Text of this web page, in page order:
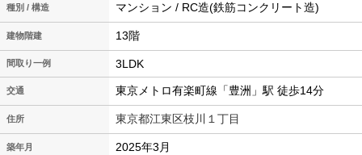
種別 / 構造 マンション / RC造(鉄筋コンクリート造)
建物階建 13階
間取り一例 3LDK
交通 東京メトロ有楽町線「豊洲」駅 徒歩14分
住所 東京都江東区枝川１丁目
築年月 2025年3月